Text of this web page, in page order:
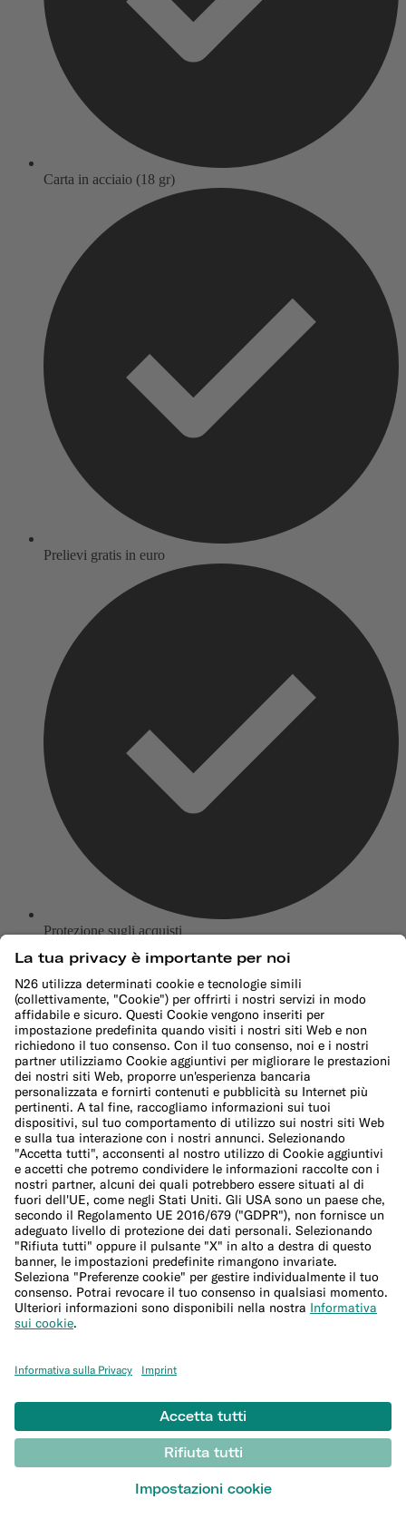
Carta in acciaio (18 gr)
Prelievi gratis in euro
Protezione sugli acquisti
Assicurazione smartphone